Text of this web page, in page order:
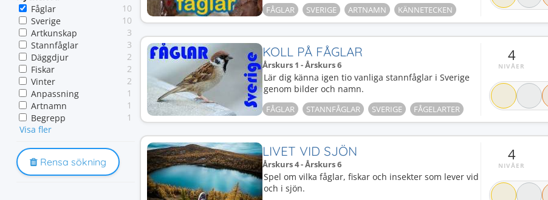
Fåglar
10
Sverige
10
Artkunskap
3
Stannfåglar
3
Däggdjur
2
Fiskar
2
Vinter
2
Anpassning
1
Artnamn
1
Begrepp
1
Blåmes
Flyttfåglar
Fågelarter
Visa fler
Rensa sökning
FÅGLAR SVERIGE ARTNAMN KÄNNETECKEN
KOLL PÅ FÅGLAR
Årskurs 1 - Årskurs 6
Lär dig känna igen tio vanliga stannfåglar i Sverige
genom bilder och namn.
FÅGLAR STANNFÅGLAR SVERIGE FÅGELARTER
4
NIVÅER
LIVET VID SJÖN
Årskurs 4 - Årskurs 6
Spel om vilka fåglar, fiskar och insekter som lever vid
och i sjön.
4
NIVÅER